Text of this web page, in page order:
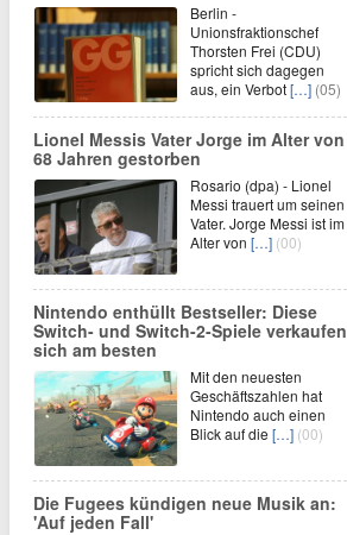
Berlin -
Unionsfraktionschef
Thorsten Frei (CDU)
spricht sich dagegen
aus, ein Verbot[…] (05)
Lionel Messis Vater Jorge im Alter von
68 Jahren gestorben
Rosario (dpa) - Lionel
Messi trauert um seinen
Vater. Jorge Messi ist im
Alter von […] (00)
Nintendo enthüllt Bestseller: Diese
Switch- und Switch-2-Spiele verkaufen
sich am besten
Mit den neuesten
Geschäftszahlen hat
Nintendo auch einen
Blick auf die […] (00)
Die Fugees kündigen neue Musik an:
'Auf jeden Fall'